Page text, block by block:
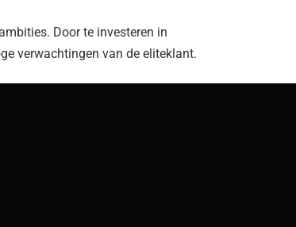
Door te investeren in
verwachtingen van de eliteklant.